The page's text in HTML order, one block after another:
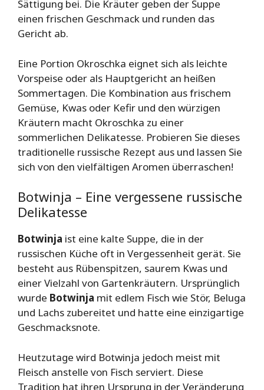
Sättigung bei. Die Kräuter geben der Suppe
einen frischen Geschmack und runden das
Gericht ab.
Eine Portion Okroschka eignet sich als leichte
Vorspeise oder als Hauptgericht an heißen
Sommertagen. Die Kombination aus frischem
Gemüse, Kwas oder Kefir und den würzigen
Kräutern macht Okroschka zu einer
sommerlichen Delikatesse. Probieren Sie dieses
traditionelle russische Rezept aus und lassen Sie
sich von den vielfältigen Aromen überraschen!
Botwinja – Eine vergessene russische
Delikatesse
Botwinja ist eine kalte Suppe, die in der
russischen Küche oft in Vergessenheit gerät. Sie
besteht aus Rübenspitzen, saurem Kwas und
einer Vielzahl von Gartenkräutern. Ursprünglich
wurde Botwinja mit edlem Fisch wie Stör, Beluga
und Lachs zubereitet und hatte eine einzigartige
Geschmacksnote.
Heutzutage wird Botwinja jedoch meist mit
Fleisch anstelle von Fisch serviert. Diese
Tradition hat ihren Ursprung in der Veränderung